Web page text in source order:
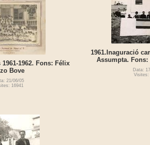
1961-1962. Fons: Félix
Bove
21/06/05
16941
1961.Inaguració
Assumpta.
Data:
Visites: